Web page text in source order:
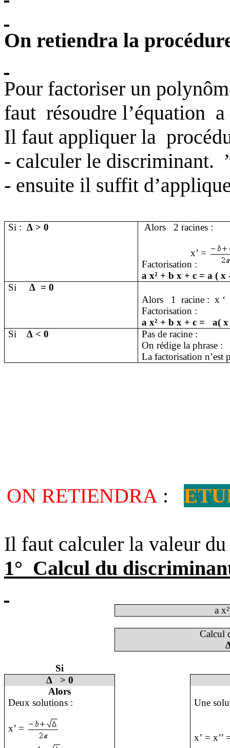
On retiendra la
Pour factoriser un
faut résoudre l’équation
Il faut appliquer la
- calculer le discriminant.
- ensuite il suffit
Si : ∆ > 0 Alors 2 racines :
x’ =
Factorisation :
a x² + b x + c = a ( x
Si
∆ = 0
Alors
1 racine : x ‘
Factorisation :
a x² + b x + c =
a( x
Si
∆ < 0
Pas de racine :
On rédige la phrase :
La factorisation
ON RETIENDRA :
Il faut calculer la valeur
1° Calcul du
a
Calcul
Si
∆
> 0
Alors
Deux solutions :
x’ =
Une
x’ = x’’